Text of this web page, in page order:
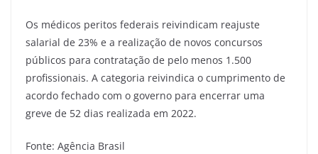
Os médicos peritos federais reivindicam reajuste
salarial de 23% e a realização de novos concursos
públicos para contratação de pelo menos 1.500
profissionais. A categoria reivindica o cumprimento de
acordo fechado com o governo para encerrar uma
greve de 52 dias realizada em 2022.
Fonte: Agência Brasil